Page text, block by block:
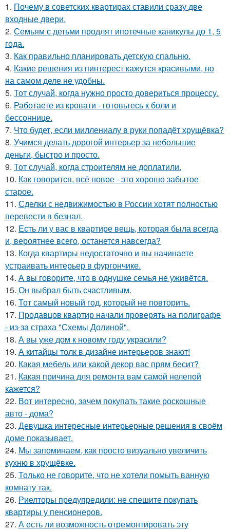
1. Почему в советских квартирах ставили сразу две
входные двери.
2. Семьям с детьми продлят ипотечные каникулы до 1, 5
года.
3. Как правильно планировать детскую спальню.
4. Какие решения из пинтерест кажутся красивыми, но
на самом деле не удобны.
5. Тот случай, когда нужно просто довериться процессу.
6. Работаете из кровати - готовьтесь к боли и
бессоннице.
7. Что будет, если миллениалу в руки попадёт хрущёвка?
8. Учимся делать дорогой интерьер за небольшие
деньги, быстро и просто.
9. Тот случай, когда строителям не доплатили.
10. Как говорится, всё новое - это хорошо забытое
старое.
11. Сделки с недвижимостью в России хотят полностью
перевести в безнал.
12. Есть ли у вас в квартире вещь, которая была всегда
и, вероятнее всего, останется навсегда?
13. Когда квартиры недостаточно и вы начинаете
устраивать интерьер в фургончике.
14. А вы говорите, что в однушке семья не уживётся.
15. Он выбрал быть счастливым.
16. Тот самый новый год, который не повторить.
17. Продавцов квартир начали проверять на полиграфе
- из-за страха "Схемы Долиной".
18. А вы уже дом к новому году украсили?
19. А китайцы толк в дизайне интерьеров знают!
20. Какая мебель или какой декор вас прям бесит?
21. Какая причина для ремонта вам самой нелепой
кажется?
22. Вот интересно, зачем покупать такие роскошные
авто - дома?
23. Девушка интересные интерьерные решения в своём
доме показывает.
24. Мы запоминаем, как просто визуально увеличить
кухню в хрущёвке.
25. Только не говорите, что не хотели помыть ванную
комнату так.
26. Риелторы предупредили: не спешите покупать
квартиры у пенсионеров.
27. А есть ли возможность отремонтировать эту